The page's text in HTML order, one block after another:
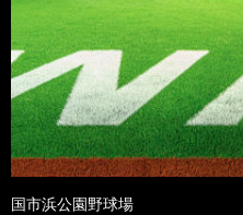
国市浜公園野球場